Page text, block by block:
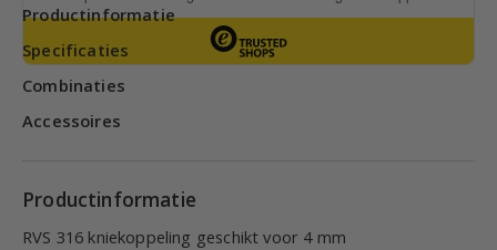
Productinformatie
Specificaties
Combinaties
Accessoires
Productinformatie
RVS 316 kniekoppeling geschikt voor 4 mm